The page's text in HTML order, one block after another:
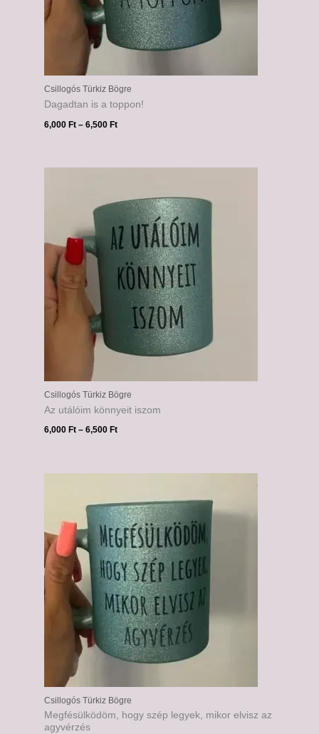
Csillogós Türkiz Bögre
Dagadtan is a toppon!
6,000Ft – 6,500Ft
Csillogós Türkiz Bögre
Az utálóim könnyeit iszom
6,000 Ft – 6,500 Ft
6,500 Ft
Csillogós Türkiz Bögre
Megfésülködöm, hogy szép legyek, mikor elvisz az
agyvérzés
6,500 Ft